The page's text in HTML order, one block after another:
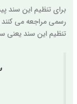
برای تنظیم این سند
رسمی مراجعه می کنند
تنظیم این سند یعنی